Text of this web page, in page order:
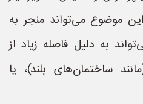
موضوع می‌تواند منجر به
به دلیل فاصله زیاد از
ساختمان‌های بلند)، یا